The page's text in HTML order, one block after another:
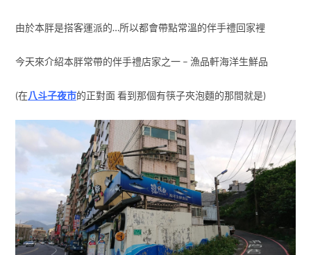
由於本胖是搭客運派的…所以都會帶點常溫的伴手禮回家裡
今天來介紹本胖常帶的伴手禮店家之一 – 漁品軒海洋生鮮品
(在八斗子夜市的正對面 看到那個有筷子夾泡麵的那間就是)